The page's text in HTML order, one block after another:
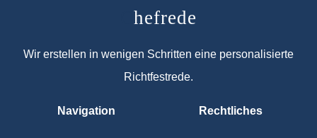
Chefrede
Wir erstellen in wenigen Schritten eine personalisierte
Richtfestrede.
Navigation Rechtliches